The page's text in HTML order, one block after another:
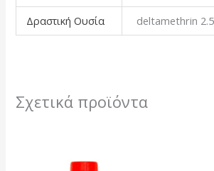
Δραστική Ουσία
deltamethrin
Σχετικά προϊόντα